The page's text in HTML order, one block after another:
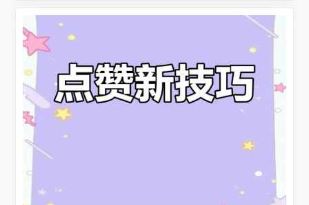
光率。此外，保持与粉丝的互动，及时回复评...